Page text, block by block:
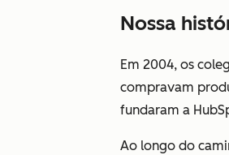
Nossa
Em 2004, os
compravam
fundaram a
Ao longo do